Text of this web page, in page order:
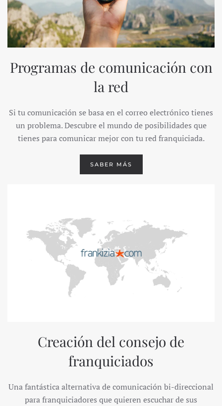
Programas de comunicación con
la red
Si tu comunicación se basa en el correo electrónico tienes
un problema. Descubre el mundo de posibilidades que
tienes para comunicar mejor con tu red franquiciada.
SABER MÁS
Creación del consejo de
franquiciados
Una fantástica alternativa de comunicación bi-direccional
para franquiciadores que quieren escuchar de sus